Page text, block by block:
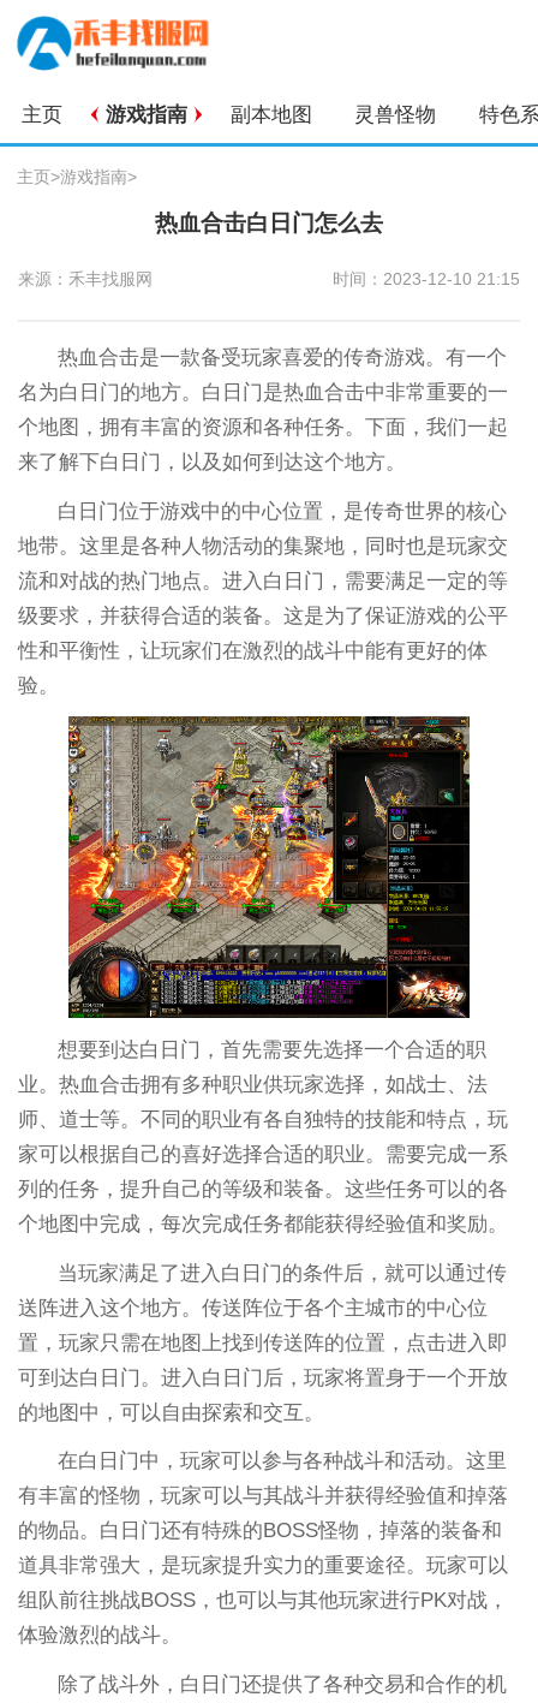
主页 游戏指南 副本地图 灵兽怪物 特色
主页>游戏指南>
热血合击白日门怎么去
来源：禾丰找服网 时间：2023-12-10 21:15
热血合击是一款备受玩家喜爱的传奇游戏。有一个
名为白日门的地方。白日门是热血合击中非常重要的一
个地图，拥有丰富的资源和各种任务。下面，我们一起
来了解下白日门，以及如何到达这个地方。
白日门位于游戏中的中心位置，是传奇世界的核心
地带。这里是各种人物活动的集聚地，同时也是玩家交
流和对战的热门地点。进入白日门，需要满足一定的等
级要求，并获得合适的装备。这是为了保证游戏的公平
性和平衡性，让玩家们在激烈的战斗中能有更好的体
验。
想要到达白日门，首先需要先选择一个合适的职
业。热血合击拥有多种职业供玩家选择，如战士、法
师、道士等。不同的职业有各自独特的技能和特点，玩
家可以根据自己的喜好选择合适的职业。需要完成一系
列的任务，提升自己的等级和装备。这些任务可以的各
个地图中完成，每次完成任务都能获得经验值和奖励。
当玩家满足了进入白日门的条件后，就可以通过传
送阵进入这个地方。传送阵位于各个主城市的中心位
置，玩家只需在地图上找到传送阵的位置，点击进入即
可到达白日门。进入白日门后，玩家将置身于一个开放
的地图中，可以自由探索和交互。
在白日门中，玩家可以参与各种战斗和活动。这里
有丰富的怪物，玩家可以与其战斗并获得经验值和掉落
的物品。白日门还有特殊的BOSS怪物，掉落的装备和
道具非常强大，是玩家提升实力的重要途径。玩家可以
组队前往挑战BOSS，也可以与其他玩家进行PK对战，
体验激烈的战斗。
除了战斗外，白日门还提供了各种交易和合作的机